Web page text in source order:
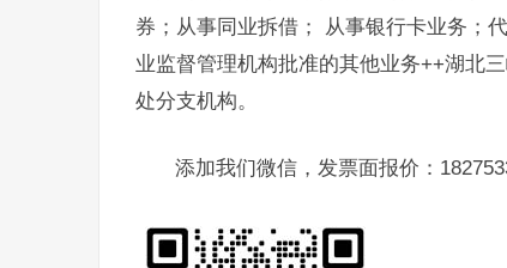
券；从事同业拆借； 从事银行卡业务；
业监督管理机构批准的其他业务++湖北
处分支机构。
添加我们微信，发票面报价：